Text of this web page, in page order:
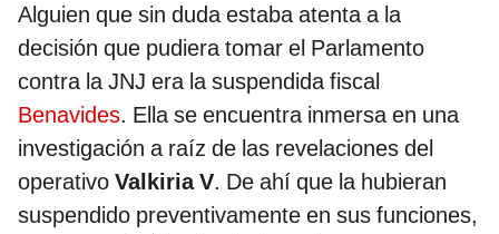
Alguien que sin duda estaba atenta a la
decisión que pudiera tomar el Parlamento
contra la JNJ era la suspendida fiscal
Benavides. Ella se encuentra inmersa en una
investigación a raíz de las revelaciones del
operativo Valkiria V. De ahí que la hubieran
suspendido preventivamente en sus funciones,